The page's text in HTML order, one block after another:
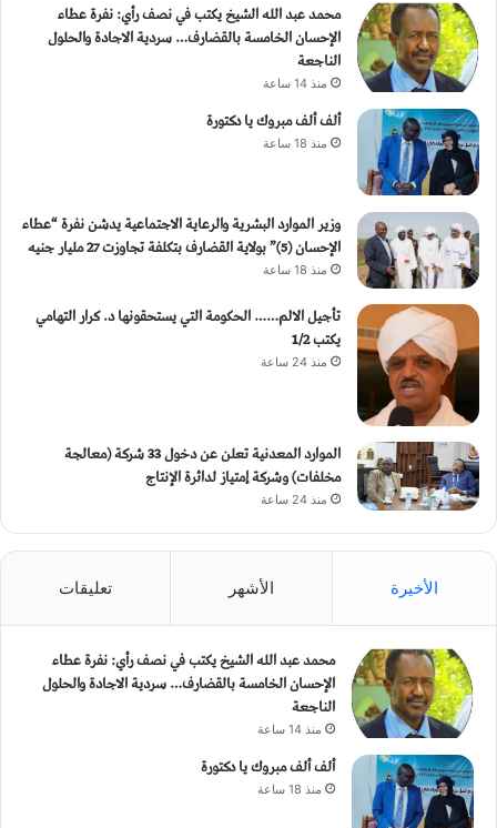
محمد عبد الله الشيخ يكتب في نصف رأي: نفرة عطاء
الإحسان الخامسة بالقضارف… سردية الاجادة والحلول
الناجعة
منذ 14 ساعة
ألف ألف مبروك يا دكتورة
منذ 18 ساعة
وزير الموارد البشرية والرعاية الاجتماعية يدشن نفرة “عطاء
الإحسان (5)” بولاية القضارف بتكلفة تجاوزت 27 مليار جنيه
منذ 18 ساعة
تأجيل الالم…… الحكومة التي يستحقونها د. كرار التهامي
يكتب 1/2
منذ 24 ساعة
الموارد المعدنية تعلن عن دخول 33 شركة (معالجة
مخلفات) وشركة إمتياز لدائرة الإنتاج
منذ 24 ساعة
الأخيرة الأشهر تعليقات
محمد عبد الله الشيخ يكتب في نصف رأي: نفرة عطاء
الإحسان الخامسة بالقضارف… سردية الاجادة والحلول
الناجعة
منذ 14 ساعة
ألف ألف مبروك يا دكتورة
منذ 18 ساعة